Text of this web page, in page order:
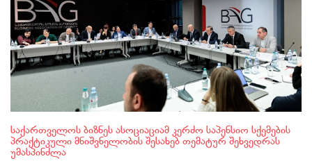
საქართველოს ბიზნეს ასოციაციამ კერძო საპენსიო სქემების
პრაქტიკული მნიშვნელობის შესახებ თემატურ შეხვედრას
უმასპინძლა